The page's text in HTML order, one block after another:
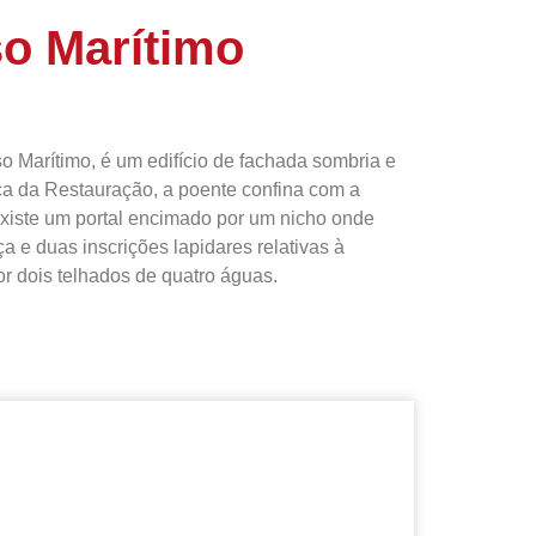
Marítimo
Marítimo, é um edifício de fachada sombria e
da Restauração, a poente confina com a
um portal encimado por um nicho onde
e duas inscrições lapidares relativas à
dois telhados de quatro águas.